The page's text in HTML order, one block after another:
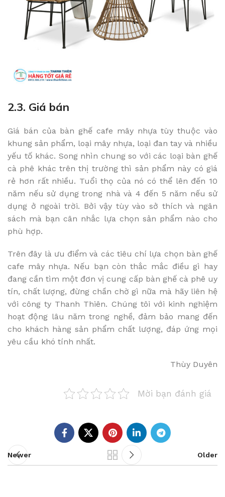
2.3. Giá bán
Giá bán của bàn ghế cafe mây nhựa tùy thuộc vào
khung sản phẩm, loại mây nhựa, loại đan tay và nhiều
yếu tố khác. Song nhìn chung so với các loại bàn ghế
cà phê khác trên thị trường thì sản phẩm này có giá
rẻ hơn rất nhiều. Tuổi thọ của nó có thể lên đến 10
năm nếu sử dụng trong nhà và 4 đến 5 năm nếu sử
dụng ở ngoài trời. Bởi vậy tùy vào sở thích và ngân
sách mà bạn cân nhắc lựa chọn sản phẩm nào cho
phù hợp.
Trên đây là ưu điểm và các tiêu chí lựa chọn bàn ghế
cafe mây nhựa. Nếu bạn còn thắc mắc điều gì hay
đang cần tìm một đơn vị cung cấp bàn ghế cà phê uy
tín, chất lượng, đừng chần chờ gì nữa mà hãy liên hệ
với công ty Thanh Thiên. Chúng tôi với kinh nghiệm
hoạt động lâu năm trong nghề, đảm bảo mang đến
cho khách hàng sản phẩm chất lượng, đáp ứng mọi
yêu cầu khó tính nhất.
Thùy Duyên
Mời bạn đánh giá
Newer Older